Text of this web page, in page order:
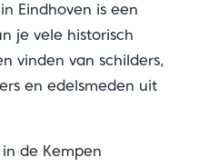
Eindhoven is een
je vele historisch
vinden van schilders,
en edelsmeden uit
de Kempen